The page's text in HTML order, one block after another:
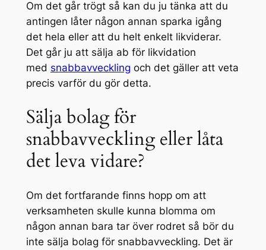
Om det går trögt så kan du ju tänka att du
antingen låter någon annan sparka igång
det hela eller att du helt enkelt likviderar.
Det går ju att sälja ab för likvidation
med snabbavveckling och det gäller att veta
precis varför du gör detta.
Sälja bolag för
snabbavveckling eller låta
det leva vidare?
Om det fortfarande finns hopp om att
verksamheten skulle kunna blomma om
någon annan bara tar över rodret så bör du
inte sälja bolag för snabbavveckling. Det är